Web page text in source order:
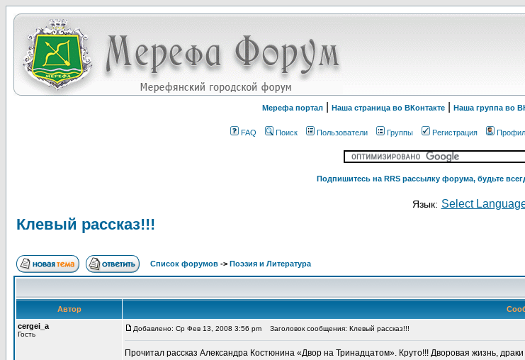
Мерефа портал| Наша страница во ВКонтакте| Наша группа во
FAQ Поиск Пользователи Группы Регистрация
Подпишитесь на RRS рассылку форума, будьте
Язык: Select
Клевый рассказ!!!
Список форумов -> Поэзия и Литература
Автор
cergei_a
Гость
Добавлено: Ср Фев 13, 2008 3:56 pm Заголовок сообщения: Клевый рассказ!!!
Прочитал рассказ Александра Костюнина «Двор на Тринадцатом». Круто!!! Дворовая жизнь,